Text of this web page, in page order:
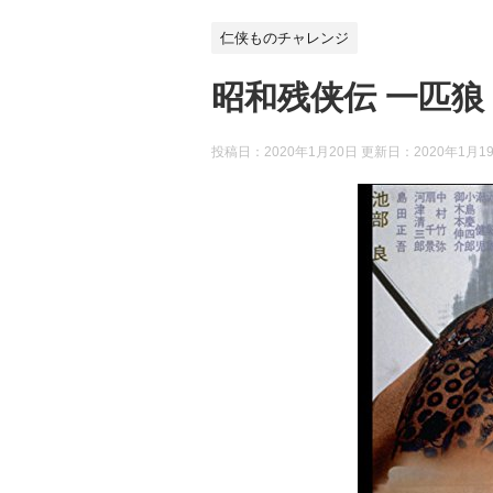
仁侠ものチャレンジ
昭和残侠伝 一匹狼
投稿日：2020年1月20日 更新日： 2020年1月